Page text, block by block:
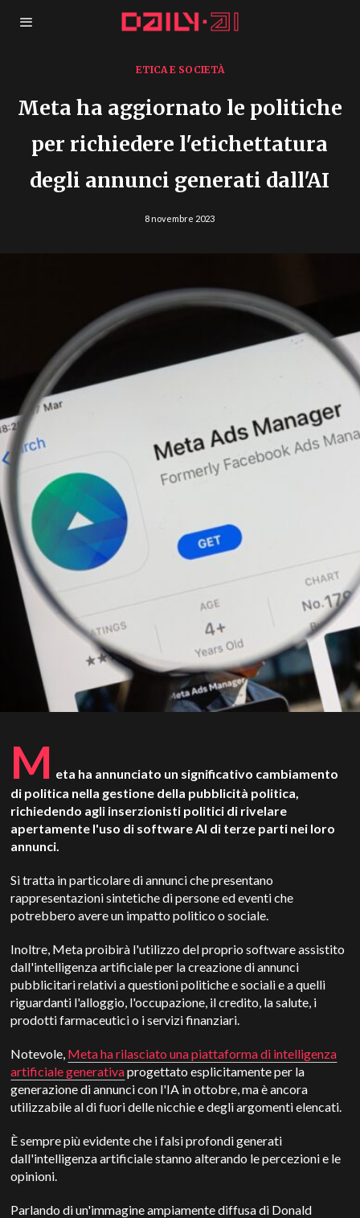
ETICA E SOCIETÀ
Meta ha aggiornato le politiche
per richiedere l'etichettatura
degli annunci generati dall'AI
8 novembre 2023
M eta ha annunciato un significativo cambiamento
di politica nella gestione della pubblicità politica,
richiedendo agli inserzionisti politici di rivelare
apertamente l'uso di software AI di terze parti nei loro
annunci.
Si tratta in particolare di annunci che presentano
rappresentazioni sintetiche di persone ed eventi che
potrebbero avere un impatto politico o sociale.
Inoltre, Meta proibirà l'utilizzo del proprio software assistito
dall'intelligenza artificiale per la creazione di annunci
pubblicitari relativi a questioni politiche e sociali e a quelli
riguardanti l'alloggio, l'occupazione, il credito, la salute, i
prodotti farmaceutici o i servizi finanziari.
Notevole, Meta ha rilasciato una piattaforma di intelligenza
artificiale generativaprogettato esplicitamente per la
generazione di annunci con l'IA in ottobre, ma è ancora
utilizzabile al di fuori delle nicchie e degli argomenti elencati.
È sempre più evidente che i falsi profondi generati
dall'intelligenza artificiale stanno alterando le percezioni e le
opinioni.
Parlando di un'immagine ampiamente diffusa di Donald